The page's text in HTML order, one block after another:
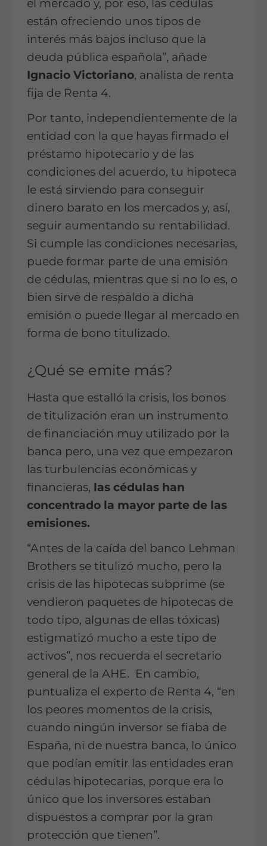
el mercado y, por eso, las cédulas
están ofreciendo unos tipos de
interés más bajos incluso que la
deuda pública española”, añade
Ignacio Victoriano, analista de renta
fija de Renta 4.
Por tanto, independientemente de la
entidad con la que hayas firmado el
préstamo hipotecario y de las
condiciones del acuerdo, tu hipoteca
le está sirviendo para conseguir
dinero barato en los mercados y, así,
seguir aumentando su rentabilidad.
Si cumple las condiciones necesarias,
puede formar parte de una emisión
de cédulas, mientras que si no lo es, o
bien sirve de respaldo a dicha
emisión o puede llegar al mercado en
forma de bono titulizado.
¿Qué se emite más?
Hasta que estalló la crisis, los bonos
de titulización eran un instrumento
de financiación muy utilizado por la
banca pero, una vez que empezaron
las turbulencias económicas y
financieras, las cédulas han
concentrado la mayor parte de las
emisiones.
“Antes de la caída del banco Lehman
Brothers se titulizó mucho, pero la
crisis de las hipotecas subprime (se
vendieron paquetes de hipotecas de
todo tipo, algunas de ellas tóxicas)
estigmatizó mucho a este tipo de
activos”, nos recuerda el secretario
general de la AHE. En cambio,
puntualiza el experto de Renta 4, “en
los peores momentos de la crisis,
cuando ningún inversor se fiaba de
España, ni de nuestra banca, lo único
que podían emitir las entidades eran
cédulas hipotecarias, porque era lo
único que los inversores estaban
dispuestos a comprar por la gran
protección que tienen”.